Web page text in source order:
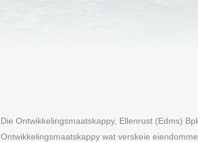
Die Ontwikkelingsmaatskappy, Ellenrust (Edms)
Ontwikkelingsmaatskappy wat verskeie